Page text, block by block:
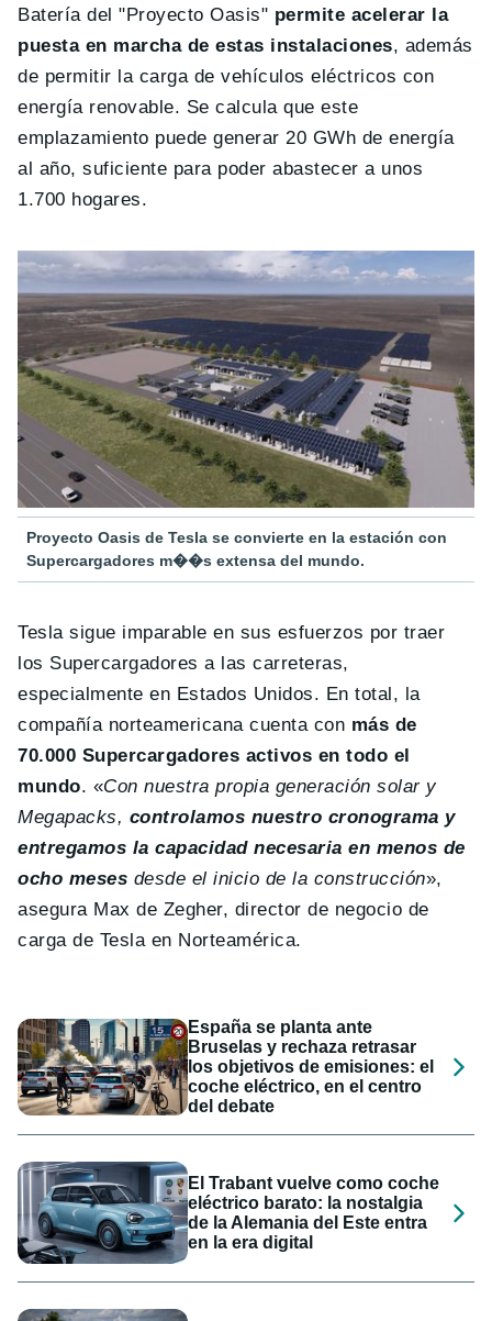
Batería del "Proyecto Oasis" permite acelerar la
puesta en marcha de estas instalaciones, además
de permitir la carga de vehículos eléctricos con
energía renovable. Se calcula que este
emplazamiento puede generar 20 GWh de energía
al año, suficiente para poder abastecer a unos
1.700 hogares.
Proyecto Oasis de Tesla se convierte en la estación con
Supercargadores m��s extensa del mundo.
Tesla sigue imparable en sus esfuerzos por traer
los Supercargadores a las carreteras,
especialmente en Estados Unidos. En total, la
compañía norteamericana cuenta con más de
70.000 Supercargadores activos en todo el
mundo. «Con nuestra propia generación solar y
Megapacks, controlamos nuestro cronograma y
entregamos la capacidad necesaria en menos de
ocho meses desde el inicio de la construcción»,
asegura Max de Zegher, director de negocio de
carga de Tesla en Norteamérica.
España se planta ante
Bruselas y rechaza retrasar
los objetivos de emisiones: el
coche eléctrico, en el centro
del debate
El Trabant vuelve como coche
eléctrico barato: la nostalgia
de la Alemania del Este entra
en la era digital